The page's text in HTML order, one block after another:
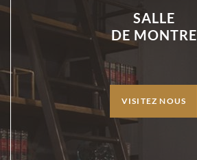
SALLE
DE MONTRE
VISITEZ NOUS